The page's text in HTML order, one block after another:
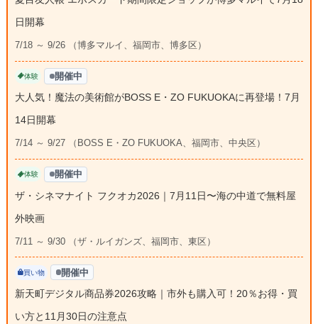
日開幕
7/18 ～ 9/26 （博多マルイ、福岡市、博多区）
体験 開催中
大人気！魔法の美術館がBOSS E・ZO FUKUOKAに再登場！7月
14日開幕
7/14 ～ 9/27 （BOSS E・ZO FUKUOKA、福岡市、中央区）
体験 開催中
ザ・シネマナイト フクオカ2026｜7月11日〜海の中道で無料屋
外映画
7/11 ～ 9/30 （ザ・ルイガンズ、福岡市、東区）
買い物 開催中
新天町デジタル商品券2026攻略｜市外も購入可！20％お得・買
い方と11月30日の注意点